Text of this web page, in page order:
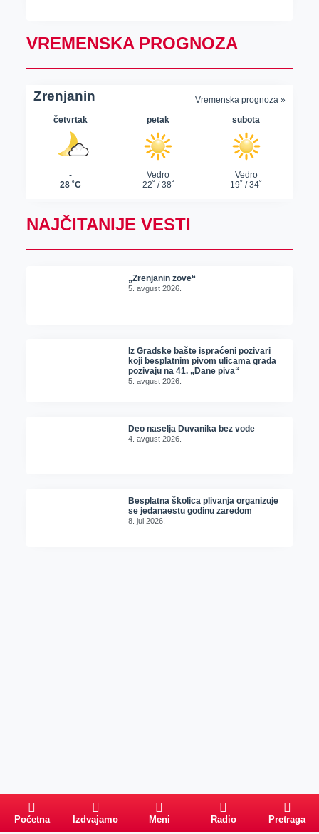
VREMENSKA PROGNOZA
NAJČITANIJE VESTI
„Zrenjanin zove“
5. avgust 2026.
Iz Gradske bašte ispraćeni pozivari
koji besplatnim pivom ulicama grada
pozivaju na 41. „Dane piva“
5. avgust 2026.
Deo naselja Duvanika bez vode
4. avgust 2026.
Besplatna školica plivanja organizuje
se jedanaestu godinu zaredom
8. jul 2026.
Početna Izdvajamo Meni Radio Pretraga